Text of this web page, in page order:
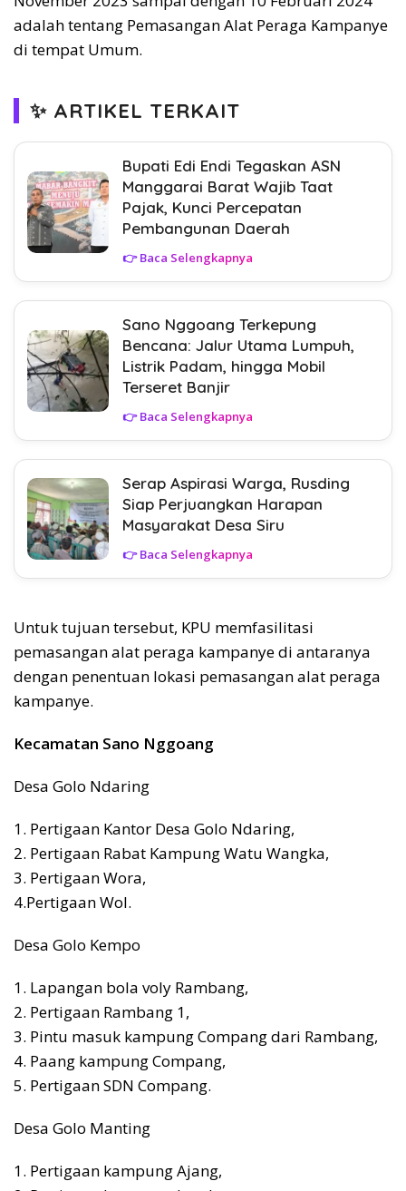
adalah tentang Pemasangan Alat Peraga Kampanye
di tempat Umum.
✨ ARTIKEL TERKAIT
Bupati Edi Endi Tegaskan ASN
Manggarai Barat Wajib Taat
Pajak, Kunci Percepatan
Pembangunan Daerah
👉 Baca Selengkapnya
Sano Nggoang Terkepung
Bencana: Jalur Utama Lumpuh,
Listrik Padam, hingga Mobil
Terseret Banjir
👉 Baca Selengkapnya
Serap Aspirasi Warga, Rusding
Siap Perjuangkan Harapan
Masyarakat Desa Siru
👉 Baca Selengkapnya
Untuk tujuan tersebut, KPU memfasilitasi
pemasangan alat peraga kampanye di antaranya
dengan penentuan lokasi pemasangan alat peraga
kampanye.
Kecamatan Sano Nggoang
Desa Golo Ndaring
1. Pertigaan Kantor Desa Golo Ndaring,
2. Pertigaan Rabat Kampung Watu Wangka,
3. Pertigaan Wora,
4.Pertigaan Wol.
Desa Golo Kempo
1. Lapangan bola voly Rambang,
2. Pertigaan Rambang 1,
3. Pintu masuk kampung Compang dari Rambang,
4. Paang kampung Compang,
5. Pertigaan SDN Compang.
Desa Golo Manting
1. Pertigaan kampung Ajang,